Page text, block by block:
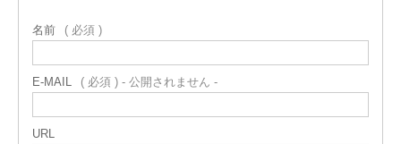
名前 ( 必須 )
E-MAIL ( 必須 ) - 公開されません -
URL